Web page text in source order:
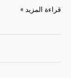
قراءة المزيد »